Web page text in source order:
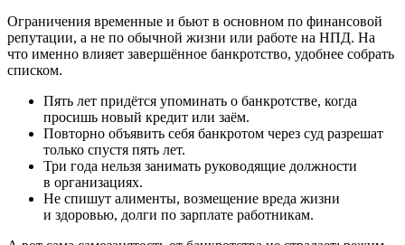
Ограничения временные и бьют в основном по финансовой
репутации, а не по обычной жизни или работе на НПД. На
что именно влияет завершённое банкротство, удобнее собрать
списком.
Пять лет придётся упоминать о банкротстве, когда
просишь новый кредит или заём.
Повторно объявить себя банкротом через суд разрешат
только спустя пять лет.
Три года нельзя занимать руководящие должности
в организациях.
Не спишут алименты, возмещение вреда жизни
и здоровью, долги по зарплате работникам.